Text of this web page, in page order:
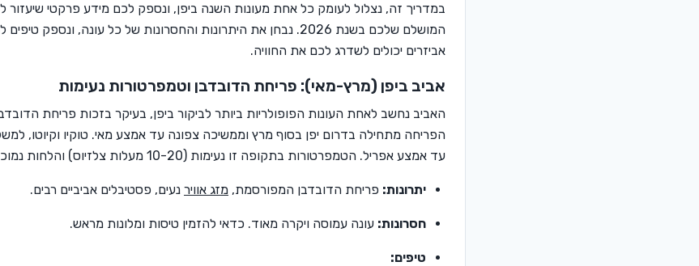
במדריך זה, נצלול לעומק כל אחת מעונות השנה ביפן, ונספק לכם מידע פרקטי שיעזור
המושלם שלכם בשנת 2026. נבחן את היתרונות והחסרונות של כל עונה, ונספק
אביזרים יכולים לשדרג לכם את החוויה.
אביב ביפן (מרץ-מאי): פריחת הדובדבן וטמפרטורות נעימות
האביב נחשב לאחת העונות הפופולריות ביותר לביקור ביפן, בעיקר בזכות פריחת
הפריחה מתחילה בדרום יפן בסוף מרץ וממשיכה צפונה עד אמצע מאי. טוקיו וקיוטו,
עד אמצע אפריל. הטמפרטורות בתקופה זו נעימות (10-20 מעלות צלזיוס) והלחות נמוכה יחסית.
יתרונות: פריחת הדובדבן המפורסמת, מזג אוויר נעים, פסטיבלים אביביים רבים.
חסרונות: עונה עמוסה ויקרה מאוד. כדאי להזמין טיסות ומלונות מראש.
טיפים: